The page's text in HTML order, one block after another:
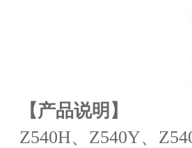
【产品说明】
Z540H、Z540Y、